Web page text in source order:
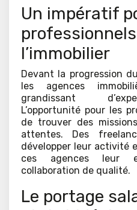
Un impératif
l’immobilier
Devant la progression
les agences
grandissant
L’opportunité pour les
de trouver des
attentes. Des
développer leur activité
ces agences leur
collaboration de qualité.
Le portage